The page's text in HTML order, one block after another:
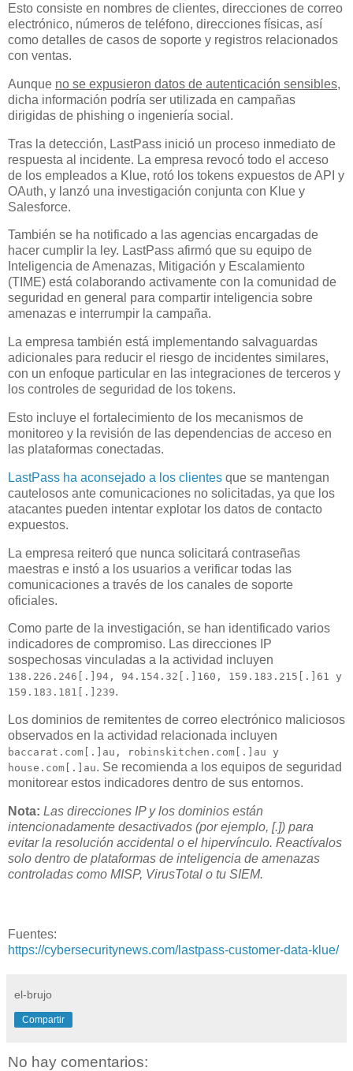
Esto consiste en nombres de clientes, direcciones de correo
electrónico, números de teléfono, direcciones físicas, así
como detalles de casos de soporte y registros relacionados
con ventas.
Aunque no se expusieron datos de autenticación sensibles,
dicha información podría ser utilizada en campañas
dirigidas de phishing o ingeniería social.
Tras la detección, LastPass inició un proceso inmediato de
respuesta al incidente. La empresa revocó todo el acceso
de los empleados a Klue, rotó los tokens expuestos de API y
OAuth, y lanzó una investigación conjunta con Klue y
Salesforce.
También se ha notificado a las agencias encargadas de
hacer cumplir la ley. LastPass afirmó que su equipo de
Inteligencia de Amenazas, Mitigación y Escalamiento
(TIME) está colaborando activamente con la comunidad de
seguridad en general para compartir inteligencia sobre
amenazas e interrumpir la campaña.
La empresa también está implementando salvaguardas
adicionales para reducir el riesgo de incidentes similares,
con un enfoque particular en las integraciones de terceros y
los controles de seguridad de los tokens.
Esto incluye el fortalecimiento de los mecanismos de
monitoreo y la revisión de las dependencias de acceso en
las plataformas conectadas.
LastPass ha aconsejado a los clientes que se mantengan
cautelosos ante comunicaciones no solicitadas, ya que los
atacantes pueden intentar explotar los datos de contacto
expuestos.
La empresa reiteró que nunca solicitará contraseñas
maestras e instó a los usuarios a verificar todas las
comunicaciones a través de los canales de soporte
oficiales.
Como parte de la investigación, se han identificado varios
indicadores de compromiso. Las direcciones IP
sospechosas vinculadas a la actividad incluyen
138.226.246[.]94, 94.154.32[.]160, 159.183.215[.]61 y
159.183.181[.]239.
Los dominios de remitentes de correo electrónico maliciosos
observados en la actividad relacionada incluyen
baccarat.com[.]au, robinskitchen.com[.]au y
house.com[.]au. Se recomienda a los equipos de seguridad
monitorear estos indicadores dentro de sus entornos.
Nota: Las direcciones IP y los dominios están
intencionadamente desactivados (por ejemplo, [.]) para
evitar la resolución accidental o el hipervínculo. Reactívalos
solo dentro de plataformas de inteligencia de amenazas
controladas como MISP, VirusTotal o tu SIEM.
Fuentes:
https://cybersecuritynews.com/lastpass-customer-data-klue/
el-brujo
Compartir
No hay comentarios: